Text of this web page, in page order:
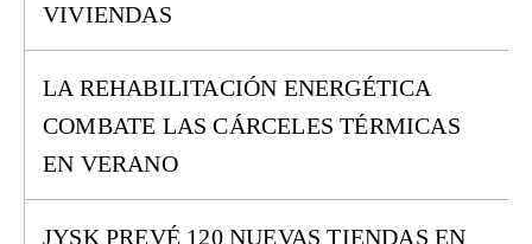
VIVIENDAS
LA REHABILITACIÓN ENERGÉTICA
COMBATE LAS CÁRCELES TÉRMICAS
EN VERANO
JYSK PREVÉ 120 NUEVAS TIENDAS EN